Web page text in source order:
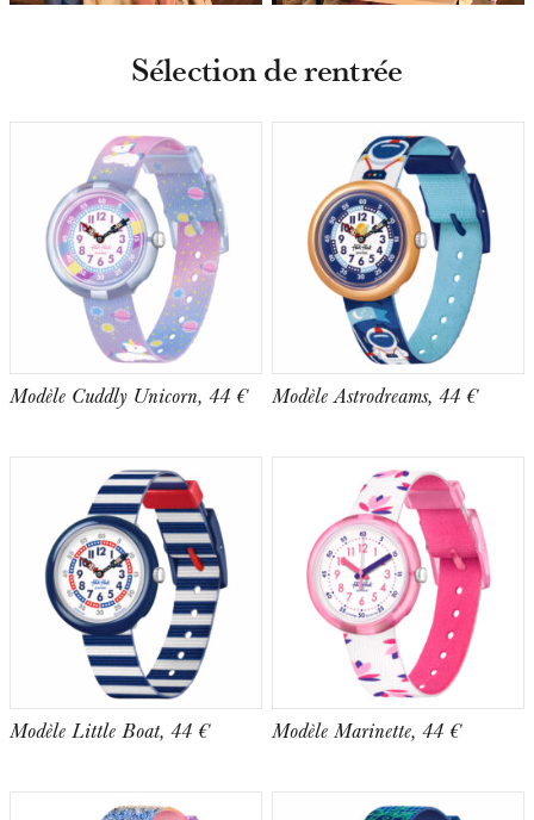
Sélection de rentrée
Modèle Cuddly Unicorn, 44 € Modèle Astrodreams, 44 €
Modèle Little Boat, 44 € Modèle Marinette, 44 €